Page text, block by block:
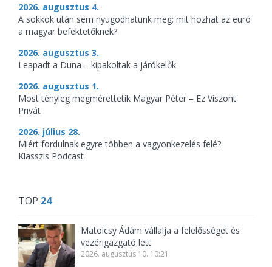
2026. augusztus 4.
A sokkok után sem nyugodhatunk meg: mit hozhat az euró
a magyar befektetőknek?
2026. augusztus 3.
Leapadt a Duna – kipakoltak a járókelők
2026. augusztus 1.
Most tényleg megmérettetik Magyar Péter – Ez Viszont
Privát
2026. július 28.
Miért fordulnak egyre többen a vagyonkezelés felé?
Klasszis Podcast
TOP 24
Matolcsy Ádám vállalja a felelősséget és
vezérigazgató lett
2026. augusztus 10. 10:21